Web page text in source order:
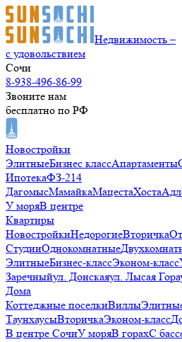
Недвижимость –
с удовольствием
Сочи
8-938-496-86-99
Звоните нам
бесплатно по РФ
Новостройки
ЭлитныеБизнес классАпартаменты
ИпотекаФЗ-214
ДагомысМамайкаМацестаХоста
У моряВ центре
Квартиры
НовостройкиНедорогиеВторичка
СтудииОднокомнатные
ЭлитныеБизнес-классЭконом-класс
Заречныйул. Донскаяул. Лысая Гора
Дома
Коттеджные поселкиВиллы
ТаунхаусыВторичкаЭконом-класс
В центре СочиУ моряВ горахС